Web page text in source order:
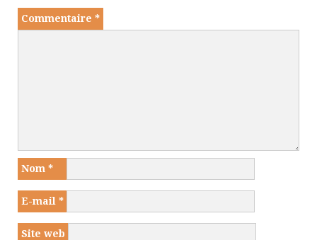
Commentaire *
Nom *
E-mail *
Site web